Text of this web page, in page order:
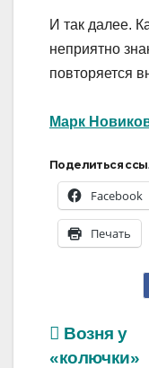
И так далее.
неприятно
повторяется
Марк
Поделиться
Facebook
Печать
Возня у
«колючки»